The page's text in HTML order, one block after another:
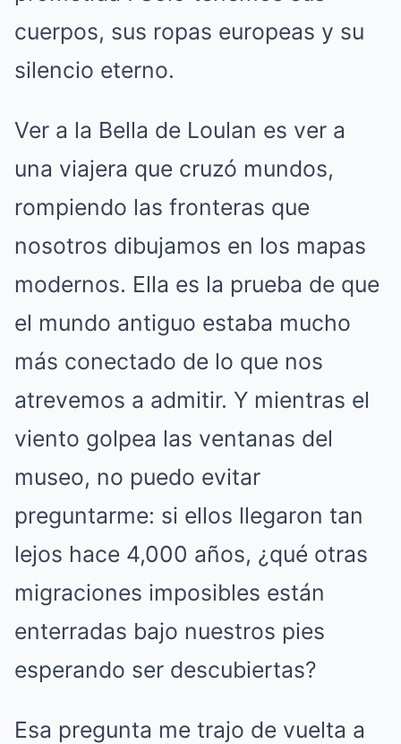
cuerpos, sus ropas europeas y su
silencio eterno.
Ver a la Bella de Loulan es ver a
una viajera que cruzó mundos,
rompiendo las fronteras que
nosotros dibujamos en los mapas
modernos. Ella es la prueba de que
el mundo antiguo estaba mucho
más conectado de lo que nos
atrevemos a admitir. Y mientras el
viento golpea las ventanas del
museo, no puedo evitar
preguntarme: si ellos llegaron tan
lejos hace 4,000 años, ¿qué otras
migraciones imposibles están
enterradas bajo nuestros pies
esperando ser descubiertas?
Esa pregunta me trajo de vuelta a